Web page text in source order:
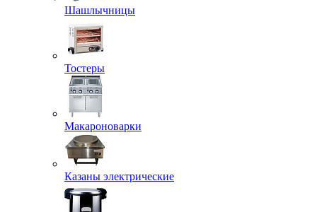
Шашлычницы
Тостеры
Макароноварки
Казаны электрические